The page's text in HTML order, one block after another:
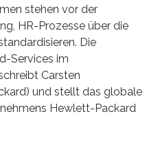
stehen vor der
HR-Prozesse über die
Die
Services im
Carsten
und stellt das globale
Hewlett-Packard